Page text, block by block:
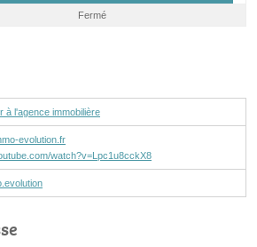
Fermé
à l'agence immobilière
evolution.fr
watch?v=Lpc1u8cckX8